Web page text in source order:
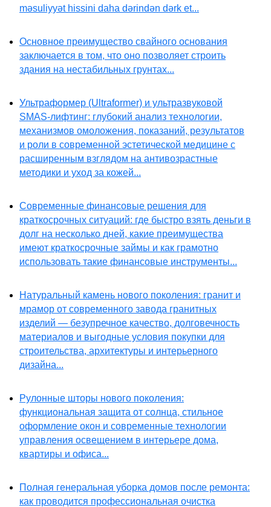
məsuliyyət hissini daha dərindən dərk et...
Основное преимущество свайного основания
заключается в том, что оно позволяет строить
здания на нестабильных грунтах...
Ультраформер (Ultraformer) и ультразвуковой
SMAS-лифтинг: глубокий анализ технологии,
механизмов омоложения, показаний, результатов
и роли в современной эстетической медицине с
расширенным взглядом на антивозрастные
методики и уход за кожей...
Современные финансовые решения для
краткосрочных ситуаций: где быстро взять деньги в
долг на несколько дней, какие преимущества
имеют краткосрочные займы и как грамотно
использовать такие финансовые инструменты...
Натуральный камень нового поколения: гранит и
мрамор от современного завода гранитных
изделий — безупречное качество, долговечность
материалов и выгодные условия покупки для
строительства, архитектуры и интерьерного
дизайна...
Рулонные шторы нового поколения:
функциональная защита от солнца, стильное
оформление окон и современные технологии
управления освещением в интерьере дома,
квартиры и офиса...
Полная генеральная уборка домов после ремонта:
как проводится профессиональная очистка